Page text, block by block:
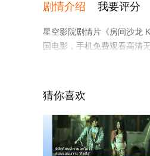
剧情介绍 我要评分
星空影院剧情片《房间沙龙
国电影，手机免费观看高清
猜你喜欢